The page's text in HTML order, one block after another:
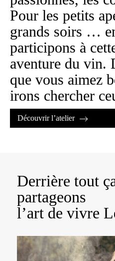
Pour les petits
grands soirs …
participons à
aventure du vin.
que vous aimez
irons chercher
Découvrir l’atelier
Derrière tout
partageons
l’art de vivre